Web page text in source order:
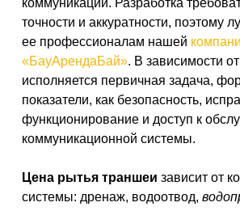
коммуникаций. Разработка
точности и аккуратности, поэтому
ее профессионалам нашей
«БауАрендаБай». В зависимости от
исполняется первичная задача,
показатели, как безопасность,
функционирование и доступ к
коммуникационной системы.
Цена рытья траншеи зависит от
системы: дренаж, водоотвод,